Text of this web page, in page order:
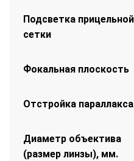
Подсветка прицельной
сетки
Фокальная плоскость
Отстройка параллакса
Диаметр объектива
(размер линзы), мм.